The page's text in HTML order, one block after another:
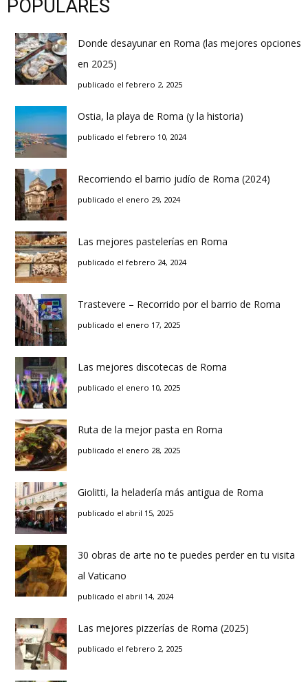
POPULARES
Donde desayunar en Roma (las mejores opciones
en 2025)
publicado el febrero 2, 2025
Ostia, la playa de Roma (y la historia)
publicado el febrero 10, 2024
Recorriendo el barrio judío de Roma (2024)
publicado el enero 29, 2024
Las mejores pastelerías en Roma
publicado el febrero 24, 2024
Trastevere – Recorrido por el barrio de Roma
publicado el enero 17, 2025
Las mejores discotecas de Roma
publicado el enero 10, 2025
Ruta de la mejor pasta en Roma
publicado el enero 28, 2025
Giolitti, la heladería más antigua de Roma
publicado el abril 15, 2025
30 obras de arte no te puedes perder en tu visita
al Vaticano
publicado el abril 14, 2024
Las mejores pizzerías de Roma (2025)
publicado el febrero 2, 2025